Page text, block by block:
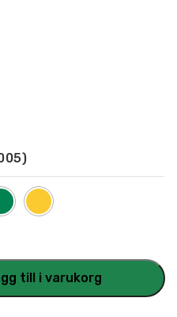
till i varukorg